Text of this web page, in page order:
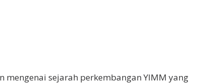
mengenai sejarah perkembangan YIMM yang